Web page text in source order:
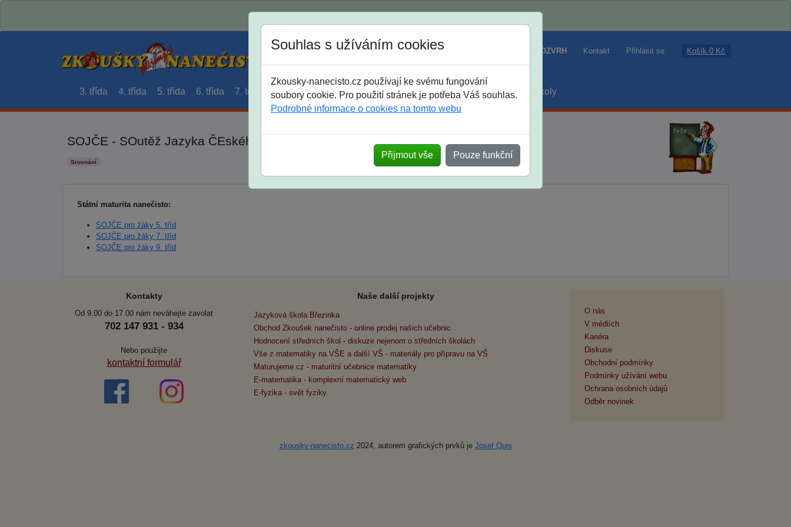
Jak si vybrat ROZVRH Kontakt Přihlásit se Košík 0 Kč
3. třída 4. třída 5. třída 6. třída 7. třída 8. třída 9. třída střední maturanti soutěže prázdniny školy
SOJČE - SOutěž Jazyka ČEského
Srovnání
Souhlas s užíváním cookies
Zkousky-nanecisto.cz používají ke svému fungování
soubory cookie. Pro použití stránek je potřeba Váš souhlas.
Podrobné informace o cookies na tomto webu
Přijmout vše Pouze funkční
Státní maturita nanečisto:
SOJČE pro žáky 5. tříd
SOJČE pro žáky 7. tříd
SOJČE pro žáky 9. tříd
Kontakty
Od 9.00 do 17.00 nám neváhejte zavolat
702 147 931 - 934
Nebo použijte
kontaktní formulář
Naše další projekty
Jazyková škola Březinka
Obchod Zkoušek nanečisto - online prodej našich učebnic
Hodnocení středních škol - diskuze nejenom o středních školách
Vše z matematiky na VŠE a další VŠ - materiály pro přípravu na VŠ
Maturujeme.cz - maturitní učebnice matematiky
E-matematika - komplexní matematický web
E-fyzika - svět fyziky
O nás
V médiích
Kariéra
Diskuse
Obchodní podmínky
Podmínky užívání webu
Ochrana osobních údajů
Odběr novinek
zkousky-nanecisto.cz 2024, autorem grafických prvků je Josef Quis